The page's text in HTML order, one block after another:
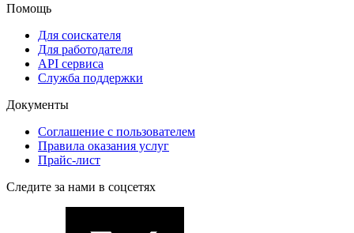
Помощь
Для соискателя
Для работодателя
API сервиса
Служба поддержки
Документы
Соглашение с пользователем
Правила оказания услуг
Прайс-лист
Следите за нами в соцсетях